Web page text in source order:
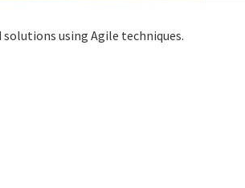
using Agile techniques.